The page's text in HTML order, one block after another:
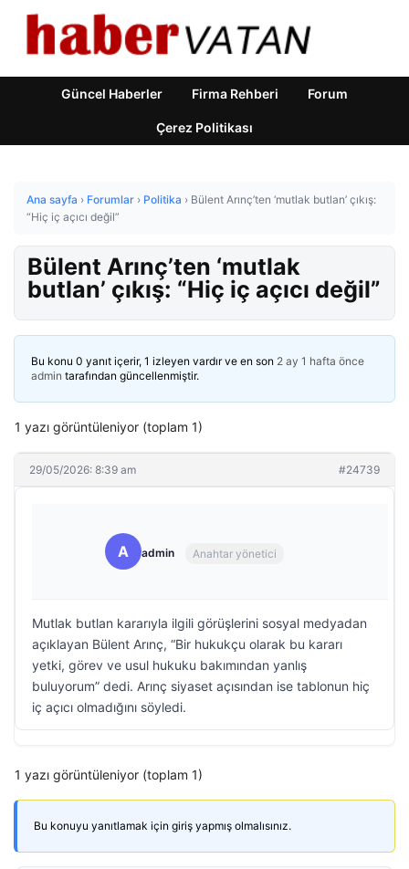
Güncel Haberler Firma Rehberi Forum
Çerez Politikası
Ana sayfa › Forumlar › Politika › Bülent Arınç’ten ‘mutlak butlan’ çıkış:
“Hiç iç açıcı değil”
Bülent Arınç’ten ‘mutlak
butlan’ çıkış: “Hiç iç açıcı değil”
Bu konu 0 yanıt içerir, 1 izleyen vardır ve en son 2 ay 1 hafta önce
admin tarafından güncellenmiştir.
1 yazı görüntüleniyor (toplam 1)
29/05/2026: 8:39 am #24739
A admin Anahtar yönetici
Mutlak butlan kararıyla ilgili görüşlerini sosyal medyadan
açıklayan Bülent Arınç, “Bir hukukçu olarak bu kararı
yetki, görev ve usul hukuku bakımından yanlış
buluyorum” dedi. Arınç siyaset açısından ise tablonun hiç
iç açıcı olmadığını söyledi.
1 yazı görüntüleniyor (toplam 1)
Bu konuyu yanıtlamak için giriş yapmış olmalısınız.